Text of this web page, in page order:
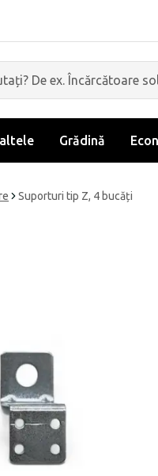
Grădină
Suporturi tip Z, 4 bucăți